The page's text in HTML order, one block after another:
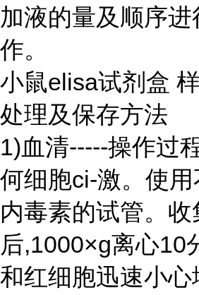
加液的量及顺序进
作。
小鼠elisa试剂盒 样
处理及保存方法
1)血清-----操作过
何细胞ci-激。使
内毒素的试管。收
后,1000×g离心10
和红细胞迅速小心